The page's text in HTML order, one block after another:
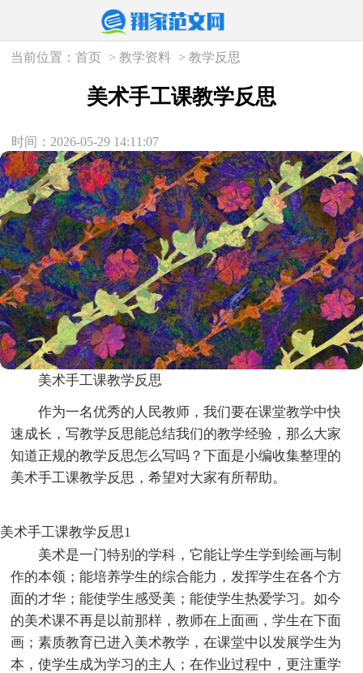
当前位置：首页 >教学资料 >教学反思
美术手工课教学反思
时间：2026-05-29 14:11:07
美术手工课教学反思
作为一名优秀的人民教师，我们要在课堂教学中快
速成长，写教学反思能总结我们的教学经验，那么大家
知道正规的教学反思怎么写吗？下面是小编收集整理的
美术手工课教学反思，希望对大家有所帮助。
美术手工课教学反思1
美术是一门特别的学科，它能让学生学到绘画与制
作的本领；能培养学生的综合能力，发挥学生在各个方
面的才华；能使学生感受美；能使学生热爱学习。如今
的美术课不再是以前那样，教师在上面画，学生在下面
画；素质教育已进入美术教学，在课堂中以发展学生为
本，使学生成为学习的主人；在作业过程中，更注重学